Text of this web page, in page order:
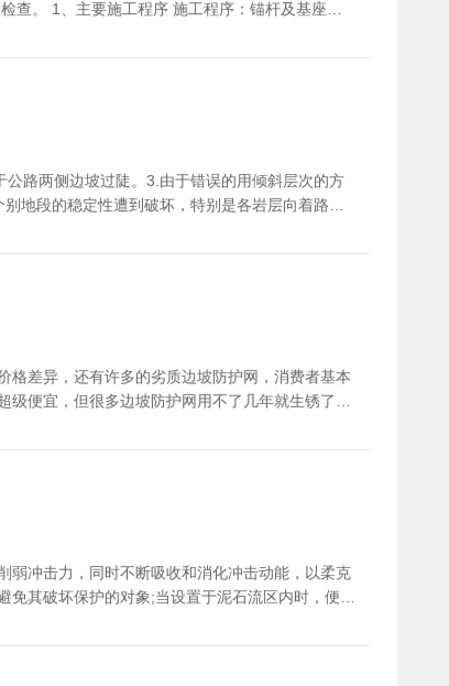
查。 1、主要施工程序 施工程序：锚杆及基座定
基座采用人工安装。 (4)钢柱及拉锚绳安装与调
工方法，环形型网连接采用缝合绳连接方式。(7)
路两侧边坡过陡。3.由于错误的用倾斜层次的方
地段的稳定性遭到破坏，特别是各岩层向着路堑
格差异，还有许多的劣质边坡防护网，消费者基本
便宜，但很多边坡防护网用不了几年就生锈了断
弱冲击力，同时不断吸收和消化冲击动能，以柔克
其破坏保护的对象;当设置于泥石流区内时，便可